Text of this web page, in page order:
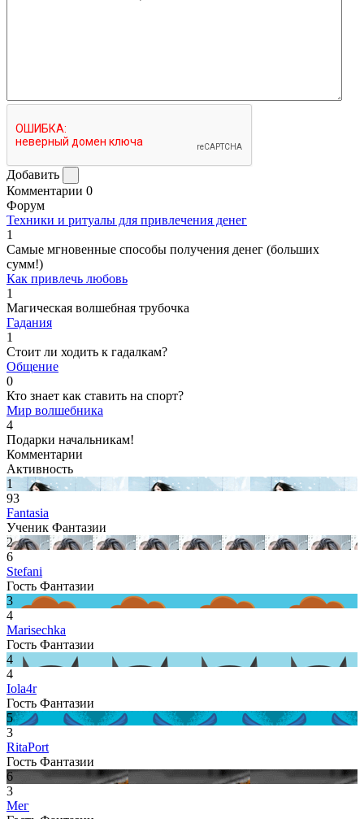
Добавить
Комментарии 0
Форум
Техники и ритуалы для привлечения денег
1
Самые мгновенные способы получения денег (больших
сумм!)
Как привлечь любовь
1
Магическая волшебная трубочка
Гадания
1
Стоит ли ходить к гадалкам?
Общение
0
Кто знает как ставить на спорт?
Мир волшебника
4
Подарки начальникам!
Комментарии
Активность
1
93
Fantasia
Ученик Фантазии
2
6
Stefani
Гость Фантазии
3
4
Marisechka
Гость Фантазии
4
4
Iola4r
Гость Фантазии
5
3
RitaPort
Гость Фантазии
6
3
Мег